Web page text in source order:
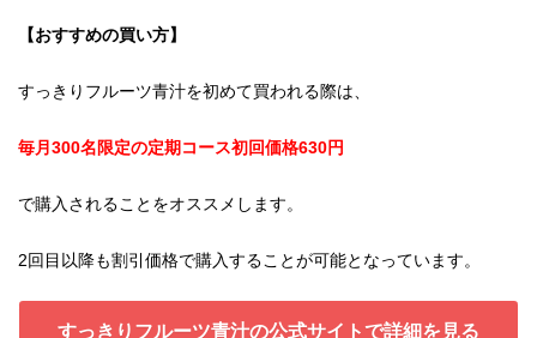
【おすすめの買い方】
すっきりフルーツ青汁を初めて買われる際は、
毎月300名限定の定期コース初回価格630円
で購入されることをオススメします。
2回目以降も割引価格で購入することが可能となっています。
すっきりフルーツ青汁の公式サイトで詳細を見る